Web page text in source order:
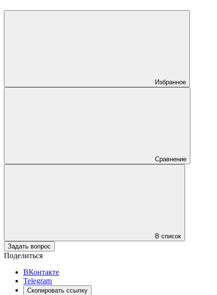
Избранное
Сравнение
В список
Задать вопрос
Поделиться
ВКонтакте
Telegram
Скопировать ссылку